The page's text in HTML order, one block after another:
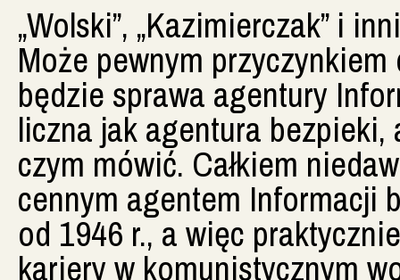
„Wolski”, „Kazimierczak” i inni
Może pewnym
będzie sprawa agentury
liczna jak agentura
czym mówić. Całkiem
cennym agentem Informacji
od 1946 r., a więc
kariery w komunistycznym